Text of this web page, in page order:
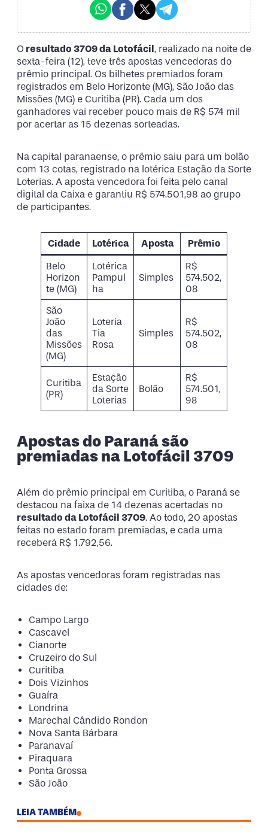
O resultado 3709 da Lotofácil , realizado na noite de
sexta-feira (12), teve três apostas vencedoras do
prêmio principal. Os bilhetes premiados foram
registrados em Belo Horizonte (MG), São João das
Missões (MG) e Curitiba (PR). Cada um dos
ganhadores vai receber pouco mais de R$ 574 mil
por acertar as 15 dezenas sorteadas.
Na capital paranaense, o prêmio saiu para um bolão
com 13 cotas, registrado na lotérica Estação da Sorte
Loterias. A aposta vencedora foi feita pelo canal
digital da Caixa e garantiu R$ 574.501,98 ao grupo
de participantes.
Cidade Lotérica Aposta
Prêmio
Belo
Horizon
te (MG)
Lotérica
Pampul
ha
Simples
R$
574.502,
08
São
João
das
Missões
(MG)
Loteria
Tia
Rosa
Simples
R$
574.502,
08
Curitiba
(PR)
Estação
da Sorte
Loterias
Bolão
R$
574.501,
98
Apostas do Paraná são
premiadas na Lotofácil 3709
Além do prêmio principal em Curitiba, o Paraná se
destacou na faixa de 14 dezenas acertadas no
resultado da Lotofácil 3709. Ao todo, 20 apostas
feitas no estado foram premiadas, e cada uma
receberá R$ 1.792,56.
As apostas vencedoras foram registradas nas
cidades de:
Campo Largo
Cascavel
Cianorte
Cruzeiro do Sul
Curitiba
Dois Vizinhos
Guaíra
Londrina
Marechal Cândido Rondon
Nova Santa Bárbara
Paranavaí
Piraquara
Ponta Grossa
São João
LEIA TAMBÉM